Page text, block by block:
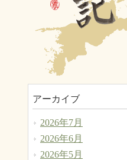
アーカイブ
2026年7月
2026年6月
2026年5月